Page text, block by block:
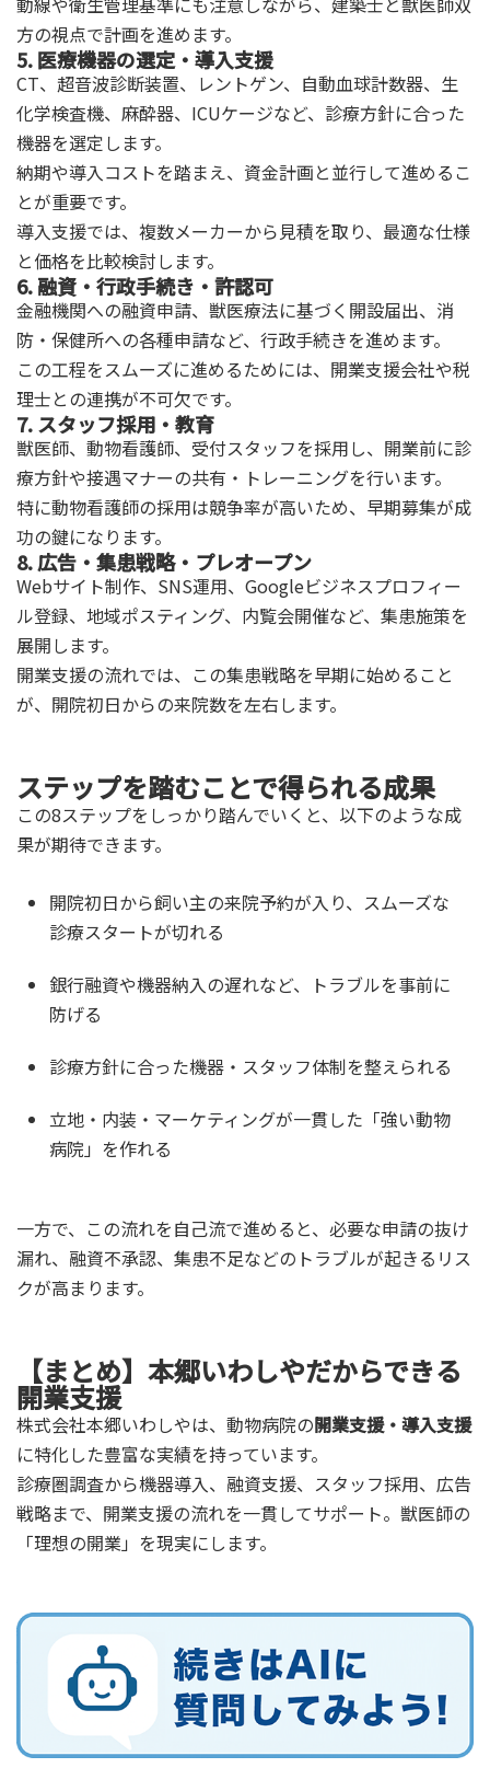
方の視点で計画を進めます。
5. 医療機器の選定・導入支援
CT、超音波診断装置、レントゲン、自動血球計数器、生
化学検査機、麻酔器、ICUケージなど、診療方針に合った
機器を選定します。
納期や導入コストを踏まえ、資金計画と並行して進めるこ
とが重要です。
導入支援では、複数メーカーから見積を取り、最適な仕様
と価格を比較検討します。
6. 融資・行政手続き・許認可
金融機関への融資申請、獣医療法に基づく開設届出、消
防・保健所への各種申請など、行政手続きを進めます。
この工程をスムーズに進めるためには、開業支援会社や税
理士との連携が不可欠です。
7. スタッフ採用・教育
獣医師、動物看護師、受付スタッフを採用し、開業前に診
療方針や接遇マナーの共有・トレーニングを行います。
特に動物看護師の採用は競争率が高いため、早期募集が成
功の鍵になります。
8. 広告・集患戦略・プレオープン
Webサイト制作、SNS運用、Googleビジネスプロフィー
ル登録、地域ポスティング、内覧会開催など、集患施策を
展開します。
開業支援の流れでは、この集患戦略を早期に始めること
が、開院初日からの来院数を左右します。
ステップを踏むことで得られる成果
この8ステップをしっかり踏んでいくと、以下のような成
果が期待できます。
開院初日から飼い主の来院予約が入り、スムーズな
診療スタートが切れる
銀行融資や機器納入の遅れなど、トラブルを事前に
防げる
診療方針に合った機器・スタッフ体制を整えられる
立地・内装・マーケティングが一貫した「強い動物
病院」を作れる
一方で、この流れを自己流で進めると、必要な申請の抜け
漏れ、融資不承認、集患不足などのトラブルが起きるリス
クが高まります。
【まとめ】本郷いわしやだからできる
開業支援
株式会社本郷いわしやは、動物病院の開業支援・導入支援
に特化した豊富な実績を持っています。
診療圏調査から機器導入、融資支援、スタッフ採用、広告
戦略まで、開業支援の流れを一貫してサポート。獣医師の
「理想の開業」を現実にします。